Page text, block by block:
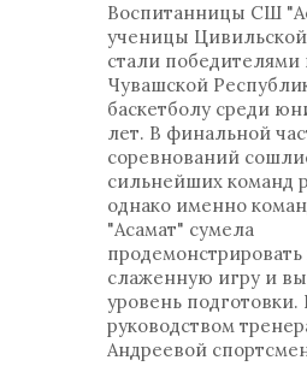
Интересно знать
Воспитанницы СШ
ученицы
стали победителями
Чувашской
баскетболу среди
лет. В финальной
соревнований
сильнейших команд
однако именно
"Асамат" сумела
продемонстрировать
слаженную игру и
уровень подготовки.
руководством
Андреевой